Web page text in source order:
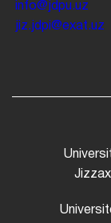
info@jdpu.uz
jiz.jdpi@exat.uz